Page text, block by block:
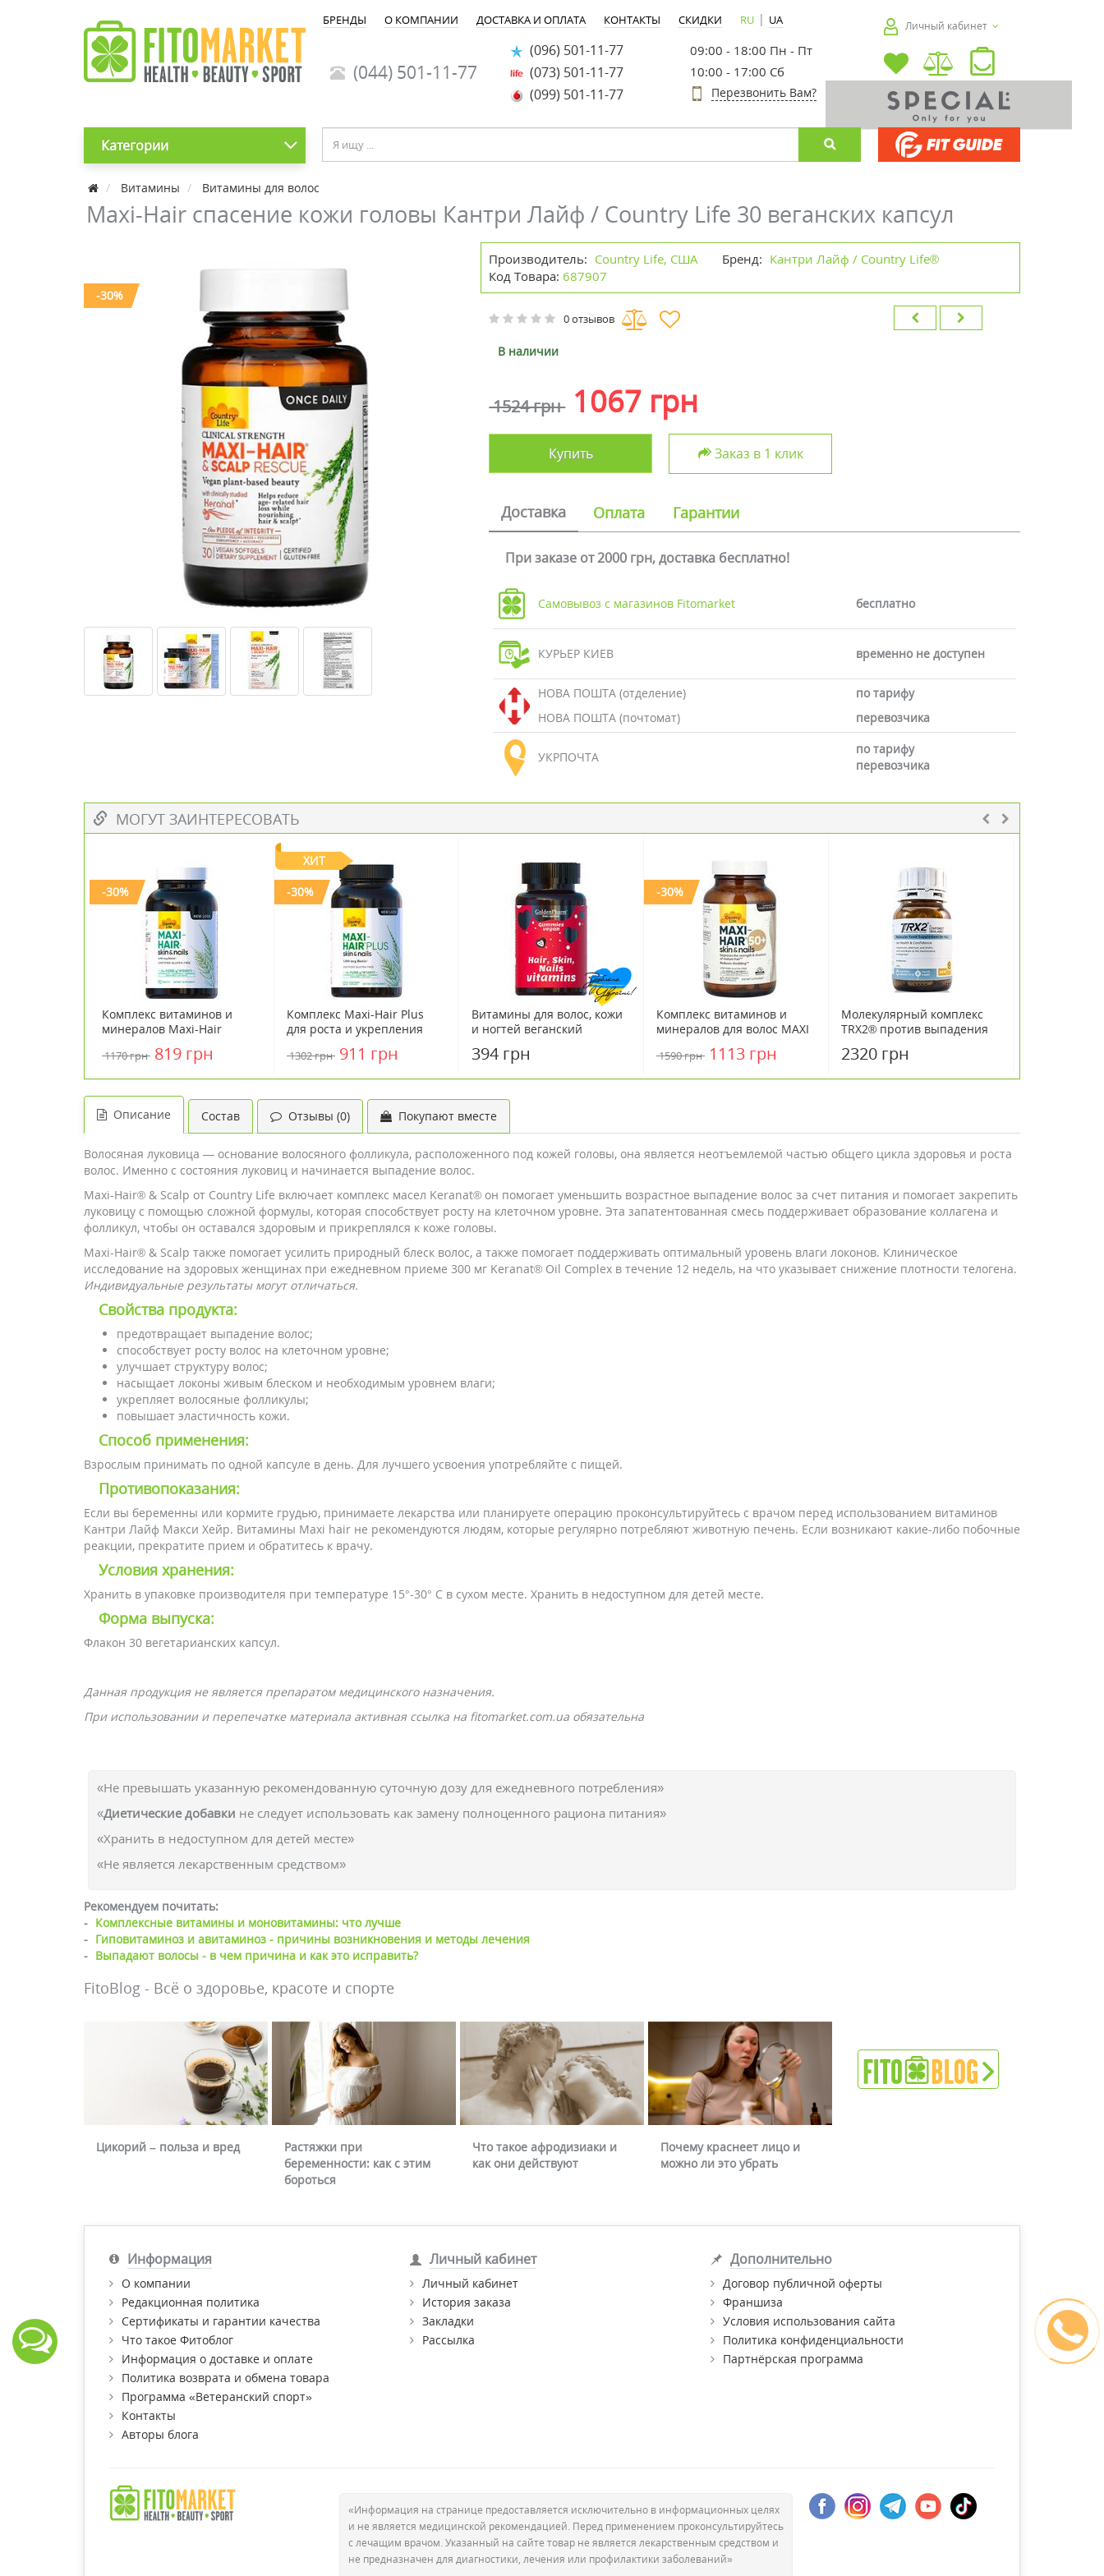
БРЕНДЫ О КОМПАНИИ ДОСТАВКА И ОПЛАТА КОНТАКТЫ СКИДКИ RU | UA
(044) 501-11-77
(096) 501-11-77
(073) 501-11-77
(099) 501-11-77
09:00 - 18:00 Пн - Пт
10:00 - 17:00 Сб
Перезвонить Вам?
Личный кабинет
Категории
Витамины Витамины для волос
Maxi-Hair спасение кожи головы Кантри Лайф / Country Life 30 веганских капсул
-30%
Производитель: Country Life, США Бренд: Кантри Лайф / Country Life®
Код Товара: 687907
0 отзывов
В наличии
1524 грн 1067 грн
Купить Заказ в 1 клик
Доставка Оплата Гарантии
При заказе от 2000 грн, доставка бесплатно!
Самовывоз с магазинов Fitomarket бесплатно
КУРЬЕР КИЕВ временно не доступен
НОВА ПОШТА (отделение)
по тарифу
НОВА ПОШТА (почтомат)
перевозчика
УКРПОЧТА
по тарифу
перевозчика
МОГУТ ЗАИНТЕРЕСОВАТЬ
-30%
Комплекс витаминов и
минералов Maxi-Hair
укрепления волос 90
1170 грн 819 грн
ХИТ
-30%
Комплекс Maxi-Hair Plus
для роста и укрепления
Кантри Лайф / Country Life
1302 грн 911 грн
Витамины для волос, кожи
и ногтей веганский
394 грн
-30%
Комплекс витаминов и
минералов для волос MAXI
Лайф/Country Life 60 капсул
1590 грн 1113 грн
Молекулярный комплекс
TRX2® против выпадения
2320 грн
Описание Состав Отзывы (0) Покупают вместе
Волосяная луковица — основание волосяного фолликула, расположенного под кожей головы, она является неотъемлемой частью общего цикла здоровья и роста
волос. Именно с состояния луковиц и начинается выпадение волос.
Maxi-Hair® & Scalp от Country Life включает комплекс масел Keranat® он помогает уменьшить возрастное выпадение волос за счет питания и помогает закрепить
луковицу с помощью сложной формулы, которая способствует росту на клеточном уровне. Эта запатентованная смесь поддерживает образование коллагена и
фолликул, чтобы он оставался здоровым и прикреплялся к коже головы.
Maxi-Hair® & Scalp также помогает усилить природный блеск волос, а также помогает поддерживать оптимальный уровень влаги локонов. Клиническое
исследование на здоровых женщинах при ежедневном приеме 300 мг Keranat® Oil Complex в течение 12 недель, на что указывает снижение плотности телогена.
Индивидуальные результаты могут отличаться.
Свойства продукта:
предотвращает выпадение волос;
способствует росту волос на клеточном уровне;
улучшает структуру волос;
насыщает локоны живым блеском и необходимым уровнем влаги;
укрепляет волосяные фолликулы;
повышает эластичность кожи.
Способ применения:
Взрослым принимать по одной капсуле в день. Для лучшего усвоения употребляйте с пищей.
Противопоказания:
Если вы беременны или кормите грудью, принимаете лекарства или планируете операцию проконсультируйтесь с врачом перед использованием витаминов
Кантри Лайф Макси Хейр. Витамины Maxi hair не рекомендуются людям, которые регулярно потребляют животную печень. Если возникают какие-либо побочные
реакции, прекратите прием и обратитесь к врачу.
Условия хранения:
Хранить в упаковке производителя при температуре 15°-30° С в сухом месте. Хранить в недоступном для детей месте.
Форма выпуска:
Флакон 30 вегетарианских капсул.
Данная продукция не является препаратом медицинского назначения.
При использовании и перепечатке материала активная ссылка на fitomarket.com.ua обязательна
«Не превышать указанную рекомендованную суточную дозу для ежедневного потребления»
«Диетические добавки не следует использовать как замену полноценного рациона питания»
«Хранить в недоступном для детей месте»
«Не является лекарственным средством»
Рекомендуем почитать:
- Комплексные витамины и моновитамины: что лучше
- Гиповитаминоз и авитаминоз - причины возникновения и методы лечения
- Выпадают волосы - в чем причина и как это исправить?
FitoBlog - Всё о здоровье, красоте и спорте
Цикорий – польза и вред
Растяжки при
беременности: как с этим
бороться
Что такое афродизиаки и
как они действуют
Почему краснеет лицо и
можно ли это убрать
Информация
О компании
Редакционная политика
Сертификаты и гарантии качества
Что такое Фитоблог
Информация о доставке и оплате
Политика возврата и обмена товара
Программа «Ветеранский спорт»
Контакты
Авторы блога
Личный кабинет
Личный кабинет
История заказа
Закладки
Рассылка
Дополнительно
Договор публичной оферты
Франшиза
Условия использования сайта
Политика конфиденциальности
Партнёрская программа
«Информация на странице предоставляется исключительно в информационных целях
и не является медицинской рекомендацией. Перед применением проконсультируйтесь
с лечащим врачом. Указанный на сайте товар не является лекарственным средством и
не предназначен для диагностики, лечения или профилактики заболеваний»